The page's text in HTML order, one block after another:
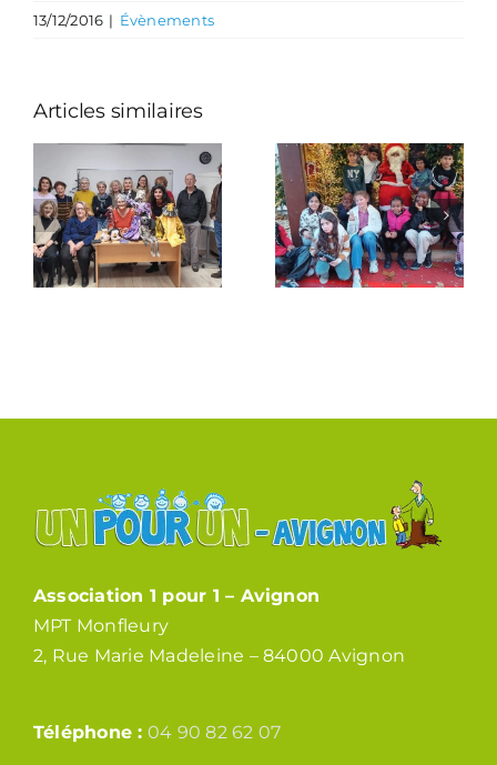
13/12/2016 | Évènements
Articles similaires
Association 1 pour 1 – Avignon
MPT Monfleury
2, Rue Marie Madeleine – 84000 Avignon
Téléphone : 04 90 82 62 07